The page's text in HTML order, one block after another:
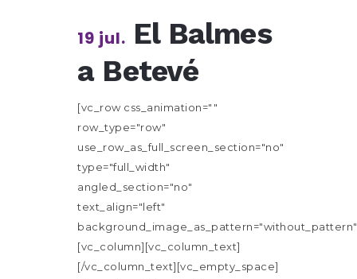
19 jul. El Balmes
a Betevé
[vc_row css_animation=""
row_type="row"
use_row_as_full_screen_section="no"
type="full_width"
angled_section="no"
text_align="left"
[vc_column][vc_column_text]
[/vc_column_text][vc_empty_space]